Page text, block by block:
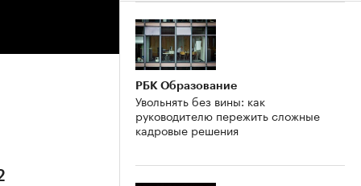
РБК Образование
Увольнять без вины: как
руководителю пережить сложные
кадровые решения